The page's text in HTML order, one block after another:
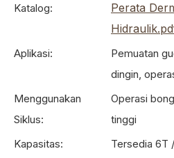
Katalog:
Perata
Aplikasi:
Pemuatan
dingin,
Menggunakan
Siklus:
Operasi
tinggi
Kapasitas:
Tersedia 6T